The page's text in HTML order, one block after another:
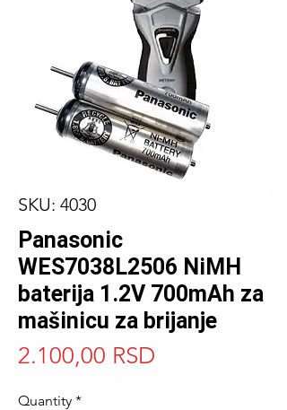
SKU: 4030
Panasonic
WES7038L2506 NiMH
baterija 1.2V 700mAh za
mašinicu za brijanje
2.100,00 RSD
Quantity *